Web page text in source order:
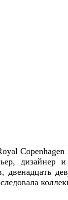
дизайнер и
двенадцать